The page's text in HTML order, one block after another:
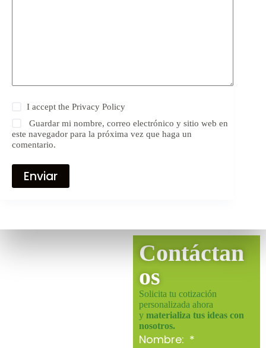
I accept thePrivacy Policy
Guardar mi nombre, correo electrónico y sitio web en
este navegador para la próxima vez que haga un
comentario.
Enviar
Contáctan
os
Solicita tu cotización
personalizada ahora
y materializa tus ideas con
nosotros.
Nombre: